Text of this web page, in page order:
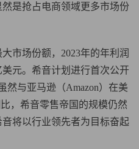
是抢占电商领域更多市场份
市场份额，2023年的年利润
元。希音计划进行首次公开
然与亚马逊（Amazon）在美
，希音零售帝国的规模仍然
将以行业领先者为目标奋起